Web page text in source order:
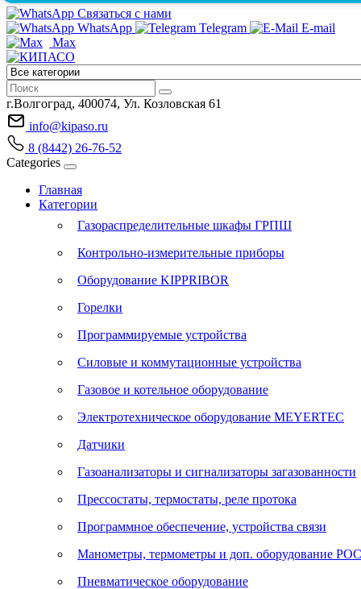
Связаться с нами
WhatsApp
Telegram
E-mail
Max
г.Волгоград, 400074, Ул. Козловская 61
info@kipaso.ru
8 (8442) 26-76-52
Categories
Главная
Категории
Газораспределительные шкафы ГРПШ
Контрольно-измерительные приборы
Оборудование KIPPRIBOR
Горелки
Программируемые устройства
Силовые и коммутационные устройства
Газовое и котельное оборудование
Электротехническое оборудование MEYERTEC
Датчики
Газоанализаторы и сигнализаторы загазованности
Прессостаты, термостаты, реле протока
Программное обеспечение, устройства связи
Манометры, термометры и доп. оборудование
Пневматическое оборудование